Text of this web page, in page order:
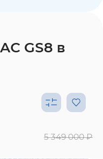
GS8 в
5 349 000 ₽